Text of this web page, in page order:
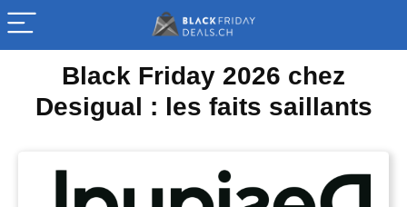
Black Friday 2026 chez
Desigual : les faits saillants